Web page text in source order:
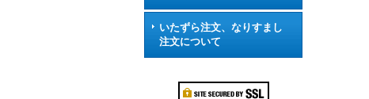
いたずら注文、なりすまし
注文について